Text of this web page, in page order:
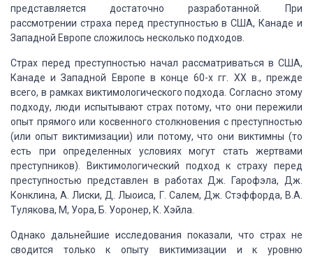
представляется достаточно разработанной.
При
рассмотрении страха перед преступностью в США, Канаде и
Западной Европе сложилось несколько подходов.
Страх перед преступностью начал рассматриваться в США,
Канаде и Западной Европе в конце 60-х гг. XX в., прежде
всего, в рамках виктимологического подхода. Согласно этому
подходу, люди испытывают страх потому, что они пережили
опыт прямого или косвенного столкновения с преступностью
(или опыт виктимизации) или потому, что они виктимны (то
есть при определенных условиях могут стать жертвами
преступников). Виктимологический подход к страху перед
преступностью представлен в работах Дж. Гарофэла, Дж.
Конклина, А. Лиски, Д. Лыоиса, Г. Салем, Дж. Стэффорда, В.А.
Тулякова, М, Уора, Б. Уоронер, К. Хэйла.
Однако дальнейшие исследования показали, что страх не
сводится только к опыту виктимизации и к уровню